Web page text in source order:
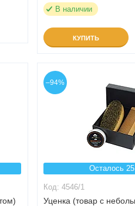
В наличии
КУПИТЬ
–94%
Осталось
4546/1
Уценка (товар с